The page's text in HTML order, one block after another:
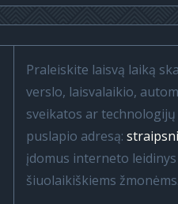
Praleiskite laisvą laiką
verslo, laisvalaikio,
sveikatos ar
puslapio adresą:
įdomus interneto leidinys
šiuolaikiškiems žmonėms.